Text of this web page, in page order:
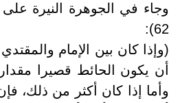
62):
(وإذا كان بين الإمام والمقتدي
أن يكون الحائط قصيرا مقدار
وأما إذا كان أكثر من ذلك،